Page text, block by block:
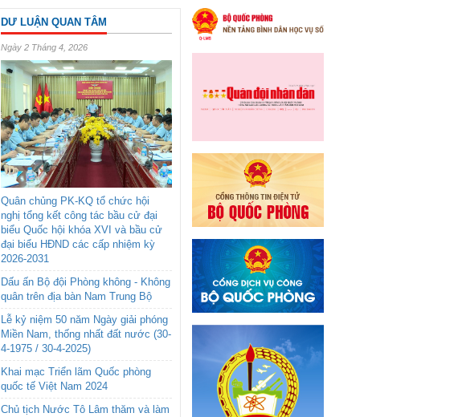
DƯ LUẬN QUAN TÂM
Ngày 2 Tháng 4, 2026
Quân chủng PK-KQ tổ chức hội
nghị tổng kết công tác bầu cử đại
biểu Quốc hội khóa XVI và bầu cử
đại biểu HĐND các cấp nhiệm kỳ
2026-2031
Dấu ấn Bộ đội Phòng không - Không
quân trên địa bàn Nam Trung Bộ
Lễ kỷ niệm 50 năm Ngày giải phóng
Miền Nam, thống nhất đất nước (30-
4-1975 / 30-4-2025)
Khai mạc Triển lãm Quốc phòng
quốc tế Việt Nam 2024
Chủ tịch Nước Tô Lâm thăm và làm